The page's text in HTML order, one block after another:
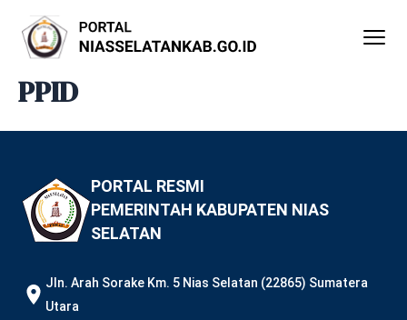
konten
PPID
PORTAL RESMI
PEMERINTAH KABUPATEN NIAS
SELATAN
JIn. Arah Sorake Km. 5 Nias Selatan (22865) Sumatera
Utara